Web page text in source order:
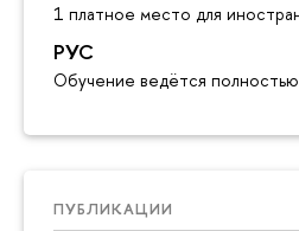
1 платное место для
РУС
Обучение ведётся
ПУБЛИКАЦИИ